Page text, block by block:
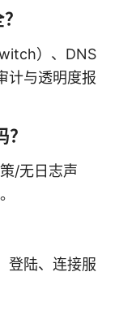
）、DNS
计与透明度报
/无日志声
登陆、连接服